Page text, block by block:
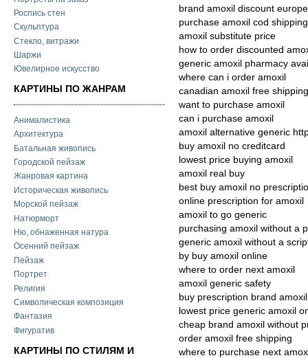
Роспись стен
Скульптура
Стекло, витражи
Шаржи
Ювелирное искусство
КАРТИНЫ ПО ЖАНРАМ
Анималистика
Архитектура
Батальная живопись
Городской пейзаж
Жанровая картина
Историческая живопись
Морской пейзаж
Натюрморт
Ню, обнаженная натура
Осенний пейзаж
Пейзаж
Портрет
Религия
Символическая композиция
Фантазия
Фигуратив
КАРТИНЫ ПО СТИЛЯМ И
brand amoxil discount europe
purchase amoxil cod shipping
amoxil substitute price
how to order discounted
generic amoxil pharmacy
where can i order amoxil
canadian amoxil free shipping
want to purchase amoxil
can i purchase amoxil
amoxil alternative generic
buy amoxil no creditcard
lowest price buying amoxil
amoxil real buy
best buy amoxil no
online prescription for amoxil
amoxil to go generic
purchasing amoxil without a
generic amoxil without a
by buy amoxil online
where to order next amoxil
amoxil generic safety
buy prescription brand
lowest price generic amoxil
cheap brand amoxil without
order amoxil free shipping
where to purchase next